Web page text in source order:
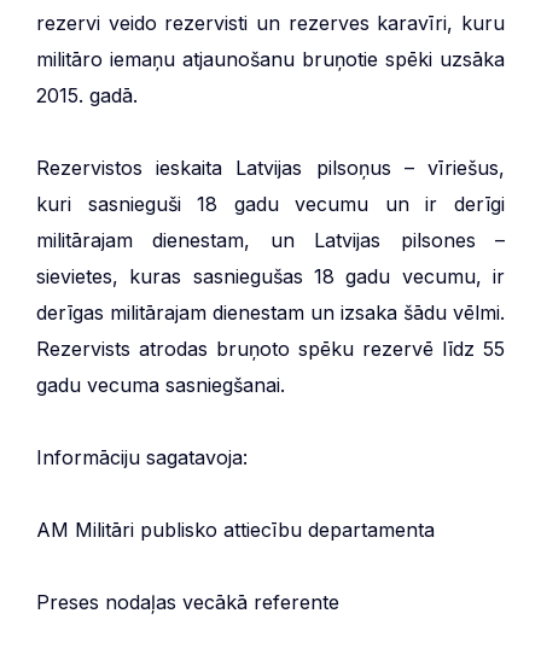
rezervi veido rezervisti un rezerves karavīri, kuru
militāro iemaņu atjaunošanu bruņotie spēki uzsāka
2015. gadā.
Rezervistos ieskaita Latvijas pilsoņus – vīriešus,
kuri sasnieguši 18 gadu vecumu un ir derīgi
militārajam dienestam, un Latvijas pilsones –
sievietes, kuras sasniegušas 18 gadu vecumu, ir
derīgas militārajam dienestam un izsaka šādu vēlmi.
Rezervists atrodas bruņoto spēku rezervē līdz 55
gadu vecuma sasniegšanai.
Informāciju sagatavoja:
AM Militāri publisko attiecību departamenta
Preses nodaļas vecākā referente